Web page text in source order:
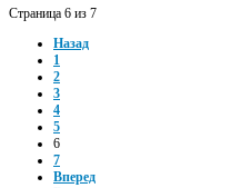
Страница 6 из 7
Назад
1
2
3
4
5
6
7
Вперед